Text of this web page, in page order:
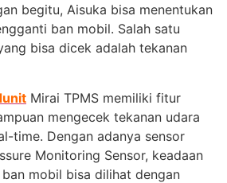
begitu, Aisuka bisa menentukan
ban mobil. Salah satu
bisa dicek adalah tekanan
Mirai TPMS memiliki fitur
mengecek tekanan udara
time. Dengan adanya sensor
Monitoring Sensor, keadaan
mobil bisa dilihat dengan